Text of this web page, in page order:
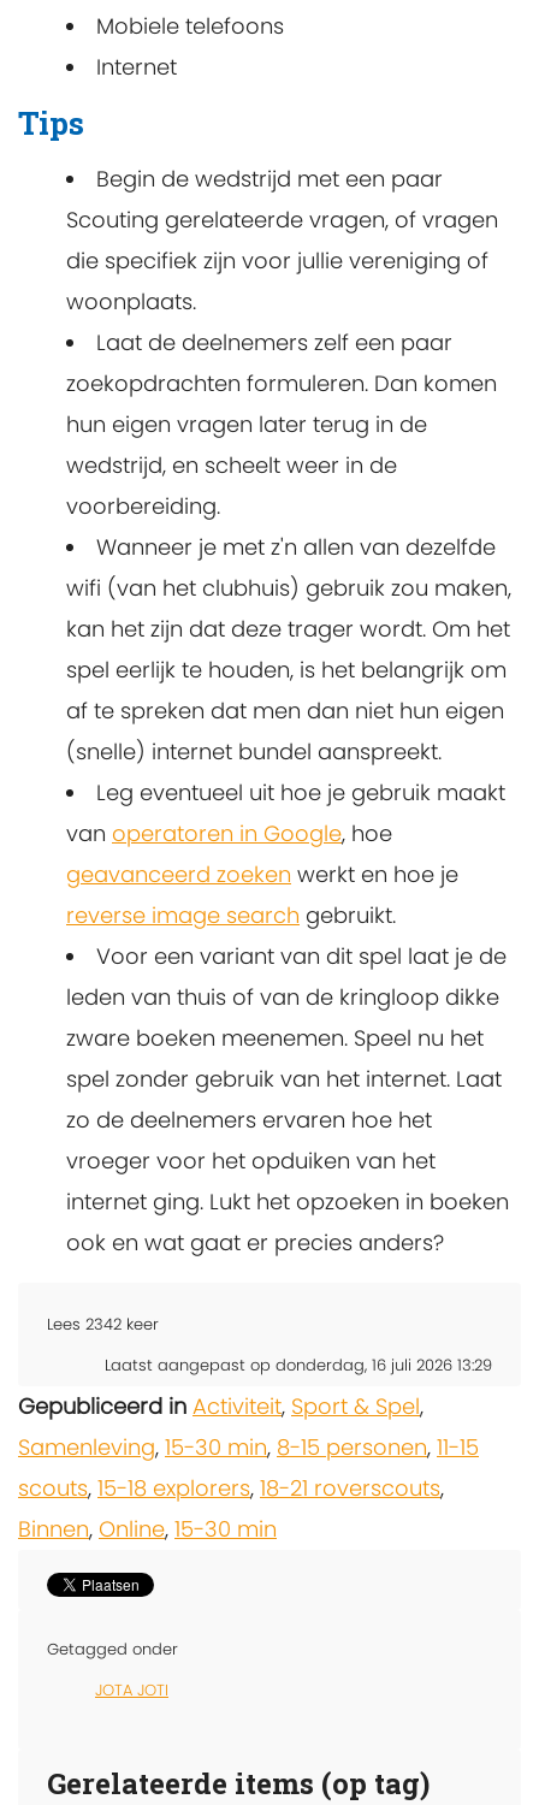
Mobiele telefoons
Internet
Tips
Begin de wedstrijd met een paar
Scouting gerelateerde vragen, of vragen
die specifiek zijn voor jullie vereniging of
woonplaats.
Laat de deelnemers zelf een paar
zoekopdrachten formuleren. Dan komen
hun eigen vragen later terug in de
wedstrijd, en scheelt weer in de
voorbereiding.
Wanneer je met z'n allen van dezelfde
wifi (van het clubhuis) gebruik zou maken,
kan het zijn dat deze trager wordt. Om het
spel eerlijk te houden, is het belangrijk om
af te spreken dat men dan niet hun eigen
(snelle) internet bundel aanspreekt.
Leg eventueel uit hoe je gebruik maakt
van operatoren in Google, hoe
geavanceerd zoeken werkt en hoe je
reverse image search gebruikt.
Voor een variant van dit spel laat je de
leden van thuis of van de kringloop dikke
zware boeken meenemen. Speel nu het
spel zonder gebruik van het internet. Laat
zo de deelnemers ervaren hoe het
vroeger voor het opduiken van het
internet ging. Lukt het opzoeken in boeken
ook en wat gaat er precies anders?
Lees 2342 keer
Laatst aangepast op donderdag, 16 juli 2026 13:29
Gepubliceerd in Activiteit, Sport & Spel,
Samenleving, 15-30 min, 8-15 personen, 11-15
scouts, 15-18 explorers, 18-21 roverscouts,
Binnen, Online, 15-30 min
Getagged onder
JOTA JOTI
Gerelateerde items (op tag)